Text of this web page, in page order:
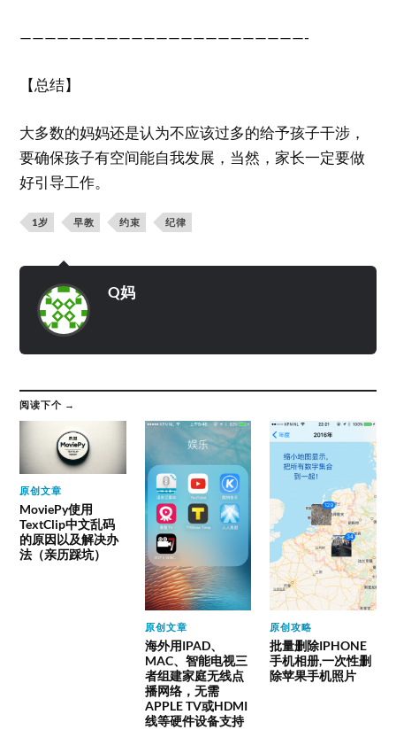
———————————————————————-
【总结】
大多数的妈妈还是认为不应该过多的给予孩子干涉，
要确保孩子有空间能自我发展，当然，家长一定要做
好引导工作。
1岁 早教 约束 纪律
Q妈
阅读下个 →
原创文章
MoviePy使用
TextClip中文乱码
的原因以及解决办
法（亲历踩坑）
原创文章
海外用IPAD、
MAC、智能电视三
者组建家庭无线点
播网络，无需
APPLE TV或HDMI
线等硬件设备支持
原创攻略
批量删除IPHONE
手机相册,一次性删
除苹果手机照片